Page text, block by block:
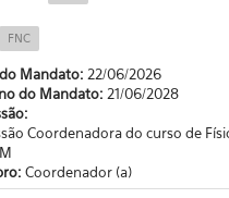
FNC
Mandato: 22/06/2026
do Mandato: 21/06/2028
Coordenadora do curso de
Coordenador (a)